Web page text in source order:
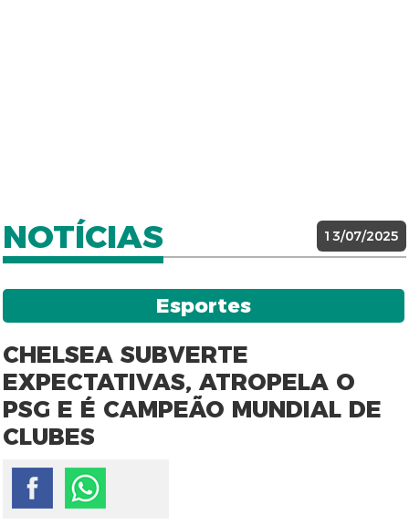
NOTÍCIAS 13/07/2025
Esportes
CHELSEA SUBVERTE
EXPECTATIVAS, ATROPELA O
PSG E É CAMPEÃO MUNDIAL DE
CLUBES